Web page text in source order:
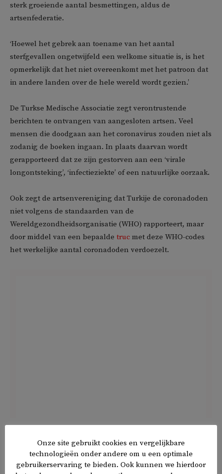
sterk groeiende aantal besmettingen, aldus de
artsenfederatie.
‘Hoewel het gebrek aan toename van het aantal
sterfgevallen ongetwijfeld een welkome situatie is, is het
opmerkelijk dat het niet overeenkomt met het patroon dat
in andere landen over de hele wereld wordt gezien.’
De Turkse Medische Associatie zegt verontrustende
berichten te ontvangen van aangesloten artsen. Veel
mensen die doodgaan aan het coronavirus zouden niet als
zodanig de boeken ingaan. In plaats daarvan wordt
gerapporteerd dat ze zijn gestorven aan een ‘virale
longontsteking’, ‘infectieziekte’ of een natuurlijke oorzaak.
Ook zegt de artsenvereniging dat Turkije de coronadoden
niet volgens de standaarden van de
Wereldgezondheidsorganisatie (WHO) rapporteert, maar
door middel van een bepaalde truc met deze WHO-codes
het werkelijke aantal coronadoden verdoezelt.
vraagtekens zet bij de betrouwbaarheid van de Turkse
corona-cijfers.
Onze site gebruikt cookies en vergelijkbare
technologieën onder andere om u een optimale
gebruikerservaring te bieden. Ook kunnen we hierdoor